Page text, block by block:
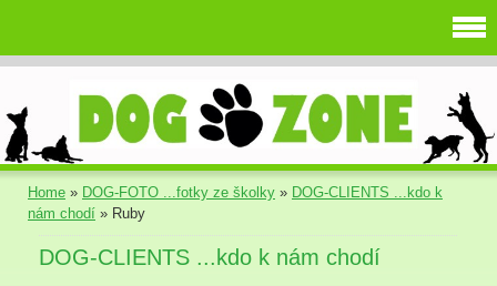
Home » DOG-FOTO ...fotky ze školky » DOG-CLIENTS ...kdo k
nám chodí » Ruby
DOG-CLIENTS ...kdo k nám chodí